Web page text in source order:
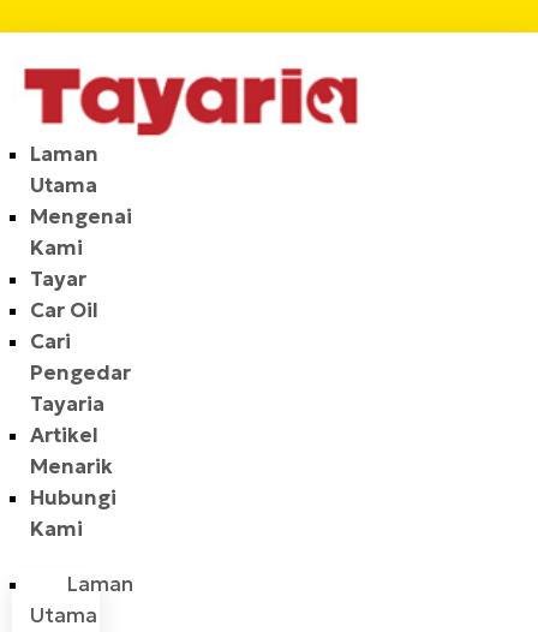
Laman
Utama
Mengenai
Kami
Tayar
Car Oil
Cari
Pengedar
Tayaria
Artikel
Menarik
Hubungi
Kami
Laman
Utama